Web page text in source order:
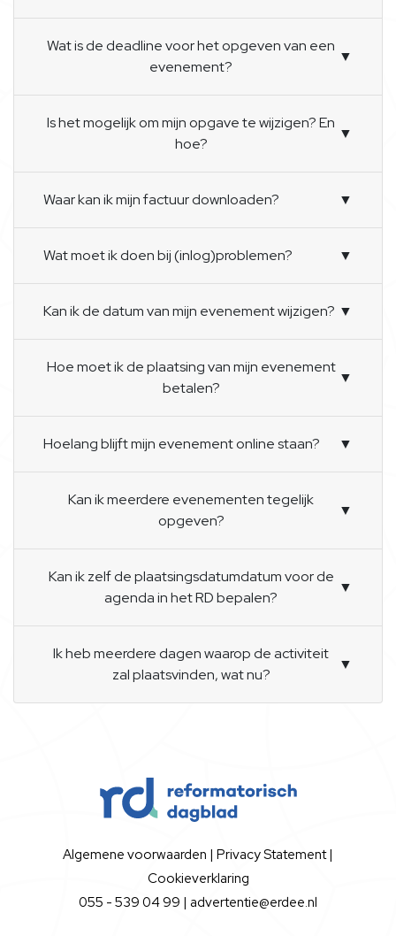
Wat is de deadline voor het opgeven van een
evenement?
▼
Is het mogelijk om mijn opgave te wijzigen? En
hoe?
▼
Waar kan ik mijn factuur downloaden? ▼
Wat moet ik doen bij (inlog)problemen? ▼
Kan ik de datum van mijn evenement wijzigen? ▼
Hoe moet ik de plaatsing van mijn evenement
betalen?
▼
Hoelang blijft mijn evenement online staan? ▼
Kan ik meerdere evenementen tegelijk
opgeven?
▼
Kan ik zelf de plaatsingsdatumdatum voor de
agenda in het RD bepalen?
▼
Ik heb meerdere dagen waarop de activiteit
zal plaatsvinden, wat nu?
▼
Algemene voorwaarden | Privacy Statement|
Cookieverklaring
055 - 539 04 99 | advertentie@erdee.nl